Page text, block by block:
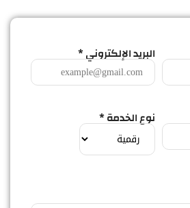
البريد الإلكتروني *
نوع الخدمة *